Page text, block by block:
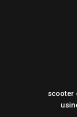
scooter